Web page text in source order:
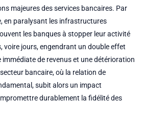
majeures des services bancaires. Par
en paralysant les infrastructures
les banques à stopper leur activité
voire jours, engendrant un double effet
de revenus et une détérioration
bancaire, où la relation de
subit alors un impact
durablement la fidélité des